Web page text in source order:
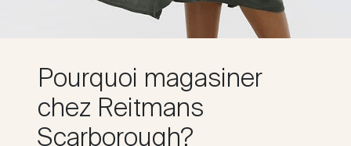
Pourquoi magasiner
chez Reitmans
Scarborough?